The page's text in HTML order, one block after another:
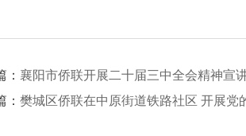
： 襄阳市侨联开展二十届三中全会精神宣
：樊城区侨联在中原街道铁路社区 开展党